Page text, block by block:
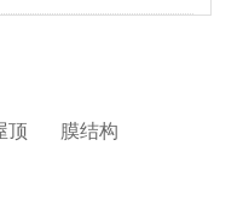
顶 膜结构